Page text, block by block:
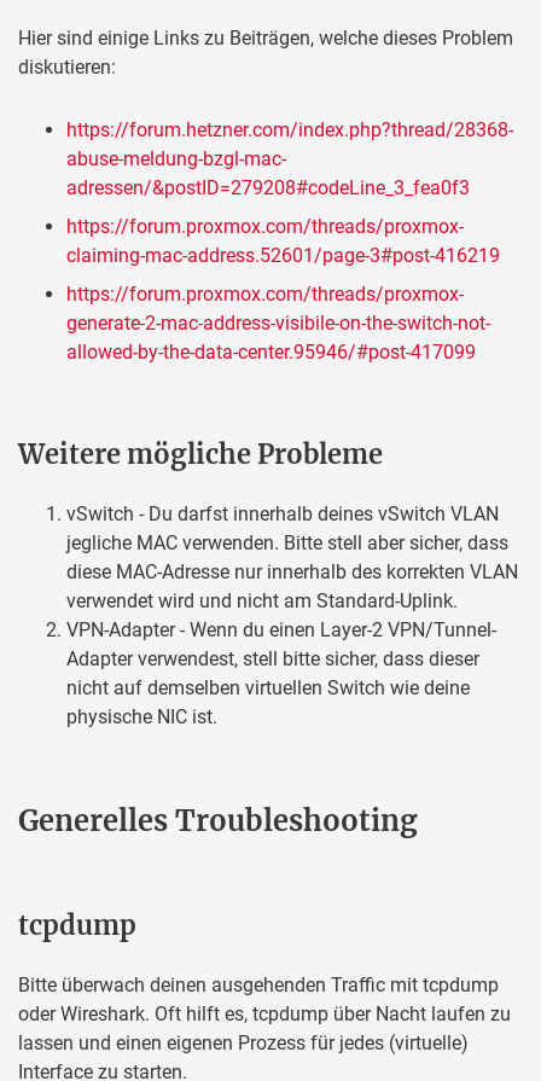
Hier sind einige Links zu Beiträgen, welche dieses Problem
diskutieren:
https://forum.hetzner.com/index.php?thread/28368-
abuse-meldung-bzgl-mac-
adressen/&postID=279208#codeLine_3_fea0f3
https://forum.proxmox.com/threads/proxmox-
claiming-mac-address.52601/page-3#post-416219
https://forum.proxmox.com/threads/proxmox-
generate-2-mac-address-visibile-on-the-switch-not-
allowed-by-the-data-center.95946/#post-417099
Weitere mögliche Probleme
vSwitch - Du darfst innerhalb deines vSwitch VLAN
jegliche MAC verwenden. Bitte stell aber sicher, dass
diese MAC-Adresse nur innerhalb des korrekten VLAN
verwendet wird und nicht am Standard-Uplink.
VPN-Adapter - Wenn du einen Layer-2 VPN/Tunnel-
Adapter verwendest, stell bitte sicher, dass dieser
nicht auf demselben virtuellen Switch wie deine
physische NIC ist.
Generelles Troubleshooting
tcpdump
Bitte überwach deinen ausgehenden Traffic mit tcpdump
oder Wireshark. Oft hilft es, tcpdump über Nacht laufen zu
lassen und einen eigenen Prozess für jedes (virtuelle)
Interface zu starten.